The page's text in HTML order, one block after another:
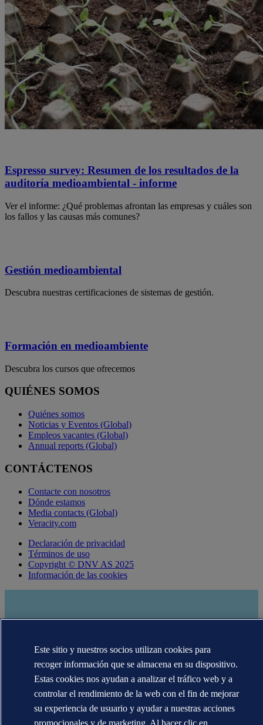
Espresso survey: Resumen de los resultados de la
auditoría medioambiental - informe
Ver el informe: ¿Qué problemas afrontan las empresas y cuáles son
los fallos y las causas más comunes?
Gestión medioambiental
Descubra nuestras certificaciones de sistemas de gestión.
Formación en medioambiente
Descubra los cursos que ofrecemos
QUIÉNES SOMOS
Quiénes somos
Noticias y Eventos (Global)
Empleos vacantes (Global)
Annual reports (Global)
CONTÁCTENOS
Contacte con nosotros
Dónde estamos
Media contacts (Global)
Veracity.com
Declaración de privacidad
Términos de uso
Copyright © DNV AS 2025
Información de las cookies
Las marcas registradas DNV GL®, DNV®, Horizon Graphic y Det
Este sitio y nuestros socios utilizan cookies para
recoger información que se almacena en su dispositivo.
Estas cookies nos ayudan a analizar el tráfico web y a
controlar el rendimiento de la web con el fin de mejorar
su experiencia de usuario y ayudar a nuestras acciones
promocionales y de marketing. Al hacer clic en